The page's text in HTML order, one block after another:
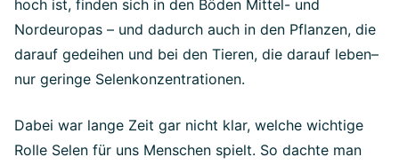
hoch ist, finden sich in den Böden Mittel- und
Nordeuropas – und dadurch auch in den Pflanzen, die
darauf gedeihen und bei den Tieren, die darauf leben–
nur geringe Selenkonzentrationen.
Dabei war lange Zeit gar nicht klar, welche wichtige
Rolle Selen für uns Menschen spielt. So dachte man